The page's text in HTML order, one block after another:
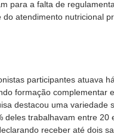
para a falta de
atendimento nutricional
participantes atuava
formação complementar
destacou uma variedade
deles trabalhavam entre 20
receber até dois